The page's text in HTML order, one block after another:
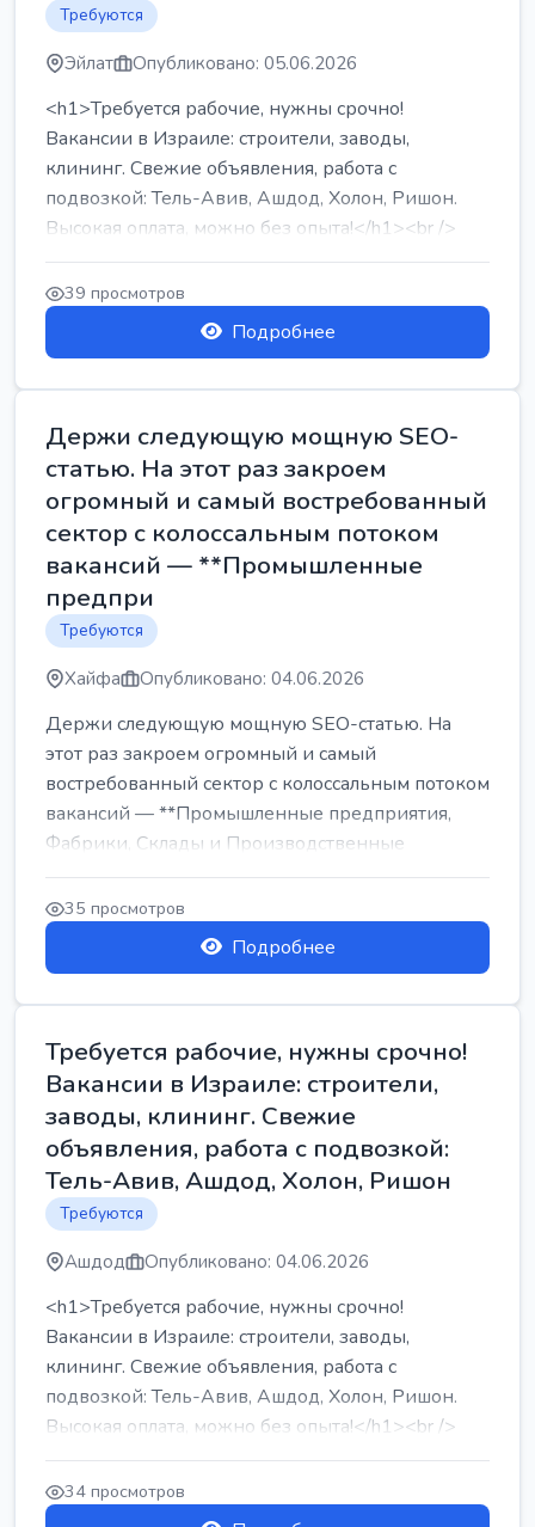
Требуются
Эйлат Опубликовано: 05.06.2026
<h1>Требуется рабочие, нужны срочно!
Вакансии в Израиле: строители, заводы,
клининг. Свежие объявления, работа с
подвозкой: Тель-Авив, Ашдод, Холон, Ришон.
Высокая оплата, можно без опыта!</h1><br />
...
39 просмотров
Подробнее
Держи следующую мощную SEO-
статью. На этот раз закроем
огромный и самый востребованный
сектор с колоссальным потоком
вакансий — **Промышленные
предпри
Требуются
Хайфа Опубликовано: 04.06.2026
Держи следующую мощную SEO-статью. На
этот раз закроем огромный и самый
востребованный сектор с колоссальным потоком
вакансий — **Промышленные предприятия,
Фабрики, Склады и Производственные
заводы** ...
35 просмотров
Подробнее
Требуется рабочие, нужны срочно!
Вакансии в Израиле: строители,
заводы, клининг. Свежие
объявления, работа с подвозкой:
Тель-Авив, Ашдод, Холон, Ришон
Требуются
Ашдод Опубликовано: 04.06.2026
<h1>Требуется рабочие, нужны срочно!
Вакансии в Израиле: строители, заводы,
клининг. Свежие объявления, работа с
подвозкой: Тель-Авив, Ашдод, Холон, Ришон.
Высокая оплата, можно без опыта!</h1><br />
...
34 просмотров